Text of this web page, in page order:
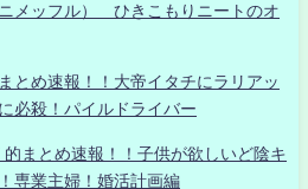
メッフル） ひきこもりニートのオ
とめ速報！！大帝イタチにラリアッ
必殺！パイルドライバー
まとめ速報！！子供が欲しいど陰キ
専業主婦！婚活計画編